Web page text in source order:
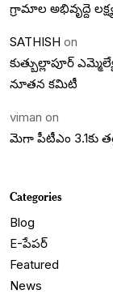
గ్రామాల అభివృద్దె
SATHISH on
కుత్బుల్లాపూర్
నూతన కమిటీ
viman on
మెగా పీటీఎం 3.1కు
Categories
Blog
E-పేపర్
Featured
News